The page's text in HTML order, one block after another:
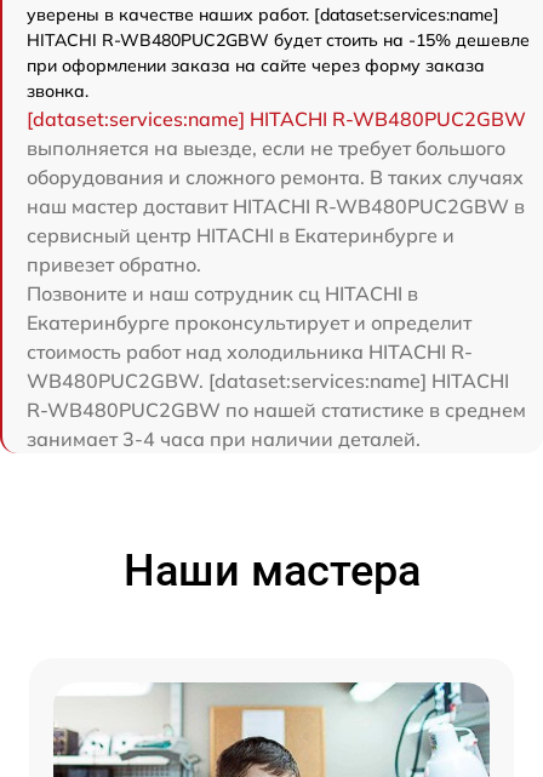
уверены в качестве наших работ. [dataset:services:name]
HITACHI R-WB480PUC2GBW будет стоить на -15% дешевле
при оформлении заказа на сайте через форму заказа
звонка.
[dataset:services:name] HITACHI R-WB480PUC2GBW
выполняется на выезде, если не требует большого
оборудования и сложного ремонта. В таких случаях
наш мастер доставит HITACHI R-WB480PUC2GBW в
сервисный центр HITACHI в Екатеринбурге и
привезет обратно.
Позвоните и наш сотрудник сц HITACHI в
Екатеринбурге проконсультирует и определит
стоимость работ над холодильника HITACHI R-
WB480PUC2GBW. [dataset:services:name] HITACHI
R-WB480PUC2GBW по нашей статистике в среднем
занимает 3-4 часа при наличии деталей.
Наши мастера